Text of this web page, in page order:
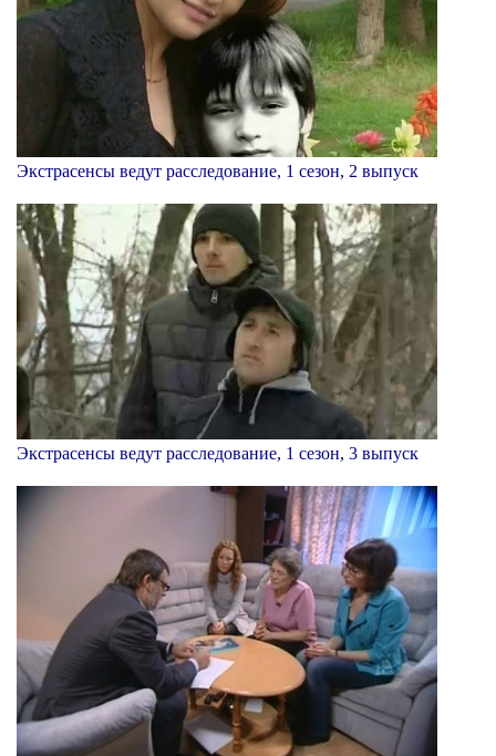
Экстрасенсы ведут расследование, 1 сезон, 2 выпуск
Экстрасенсы ведут расследование, 1 сезон, 3 выпуск